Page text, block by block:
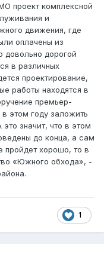
проект комплексной
и
движения, где
оплачены из
довольно дорогой
в различных
проектирование,
работы находятся в
премьер-
этом году заложить
значит, что в этом
до конца, а сам
пройдет хорошо, то в
«Южного обхода», -
1